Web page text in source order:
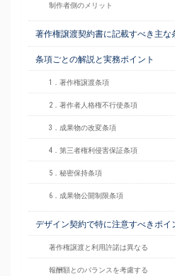
制作者側のメリット
著作権譲渡契約書に記載すべき主な
条項ごとの解説と実務ポイント
1．著作権譲渡条項
2．著作者人格権不行使条項
3．成果物の改変条項
4．第三者権利侵害保証条項
5．秘密保持条項
6．成果物公開制限条項
デザイン契約で特に注意すべきポイ
著作権譲渡と利用許諾は異なる
報酬額とのバランスを考慮する